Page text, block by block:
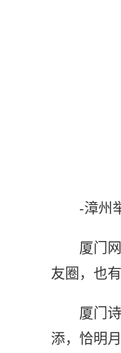
-漳州
厦门
友圈，也
厦门
添，恰明